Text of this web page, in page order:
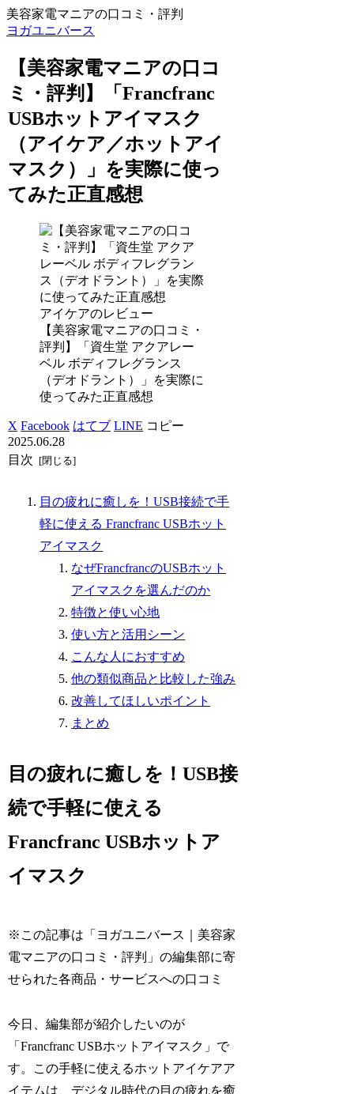
美容家電マニアの口コミ・評判
ヨガユニバース
【美容家電マニアの口コ
ミ・評判】「Francfranc
USBホットアイマスク
（アイケア／ホットアイ
マスク）」を実際に使っ
てみた正直感想
アイケアのレビュー
【美容家電マニアの口コミ・
評判】「資生堂 アクアレー
ベル ボディフレグランス
（デオドラント）」を実際に
使ってみた正直感想
X Facebook はてブ LINE コピー
2025.06.28
目次
目の疲れに癒しを！USB接続で手
軽に使える Francfranc USBホット
アイマスク
なぜFrancfrancのUSBホット
アイマスクを選んだのか
特徴と使い心地
使い方と活用シーン
こんな人におすすめ
他の類似商品と比較した強み
改善してほしいポイント
まとめ
目の疲れに癒しを！USB接
続で手軽に使える
Francfranc USBホットア
イマスク
※この記事は「ヨガユニバース｜美容家
電マニアの口コミ・評判」の編集部に寄
せられた各商品・サービスへの口コミ
今日、編集部が紹介したいのが
「Francfranc USBホットアイマスク」で
す。この手軽に使えるホットアイケアア
イテムは、デジタル時代の目の疲れを癒